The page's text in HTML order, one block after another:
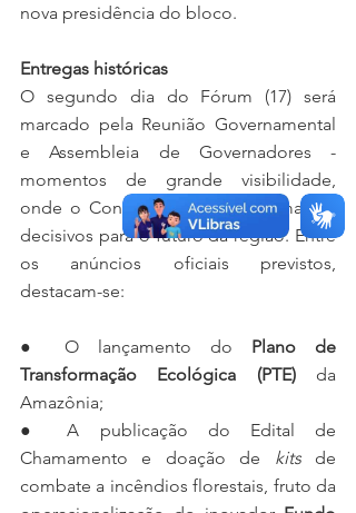
nova presidência do bloco.
Entregas históricas
O segundo dia do Fórum (17) será
marcado pela Reunião Governamental
e Assembleia de Governadores -
momentos de grande visibilidade,
onde o Consórcio apresentará marcos
decisivos para o futuro da região. Entre
os anúncios oficiais previstos,
destacam-se:
● O lançamento do Plano de
Transformação Ecológica (PTE) da
Amazônia;
● A publicação do Edital de
Chamamento e doação de kits de
combate a incêndios florestais, fruto da